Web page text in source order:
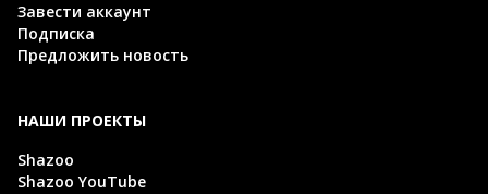
Завести аккаунт
Подписка
Предложить новость
НАШИ ПРОЕКТЫ
Shazoo
Shazoo YouTube